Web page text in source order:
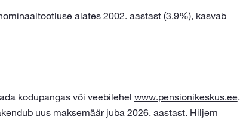
alates 2002. aastast (3,9%), kasvab
kodupangas või veebilehel www.pensionikeskus.ee.
uus maksemäär juba 2026. aastast. Hiljem